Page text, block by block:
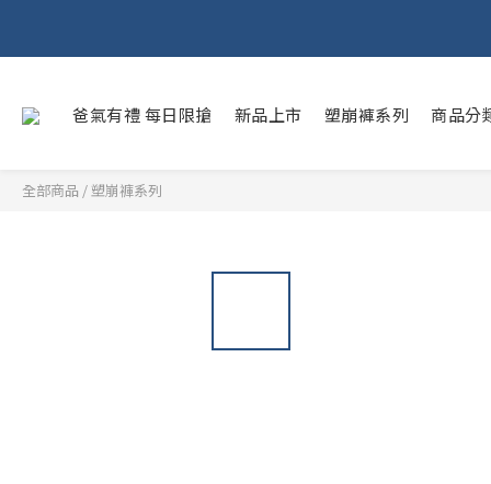
爸氣有禮 每日限搶 新品上市 塑崩褲系列 商品分
全部商品 /塑崩褲系列